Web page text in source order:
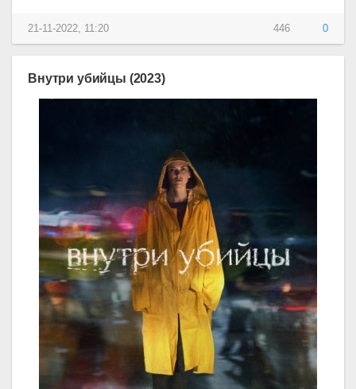
446 0
21-11-2022, 11:20
Внутри убийцы (2023)